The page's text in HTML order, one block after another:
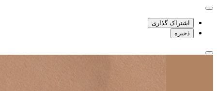
اشتراک گذاری
ذخیره